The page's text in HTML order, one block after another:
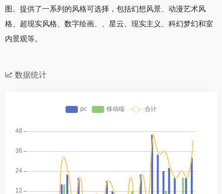
图。提供了一系列的风格可选择，包括幻想风景、动漫艺术风
格、超现实风格、数字绘画、、星云、现实主义、科幻梦幻和室
内景观等。
数据统计